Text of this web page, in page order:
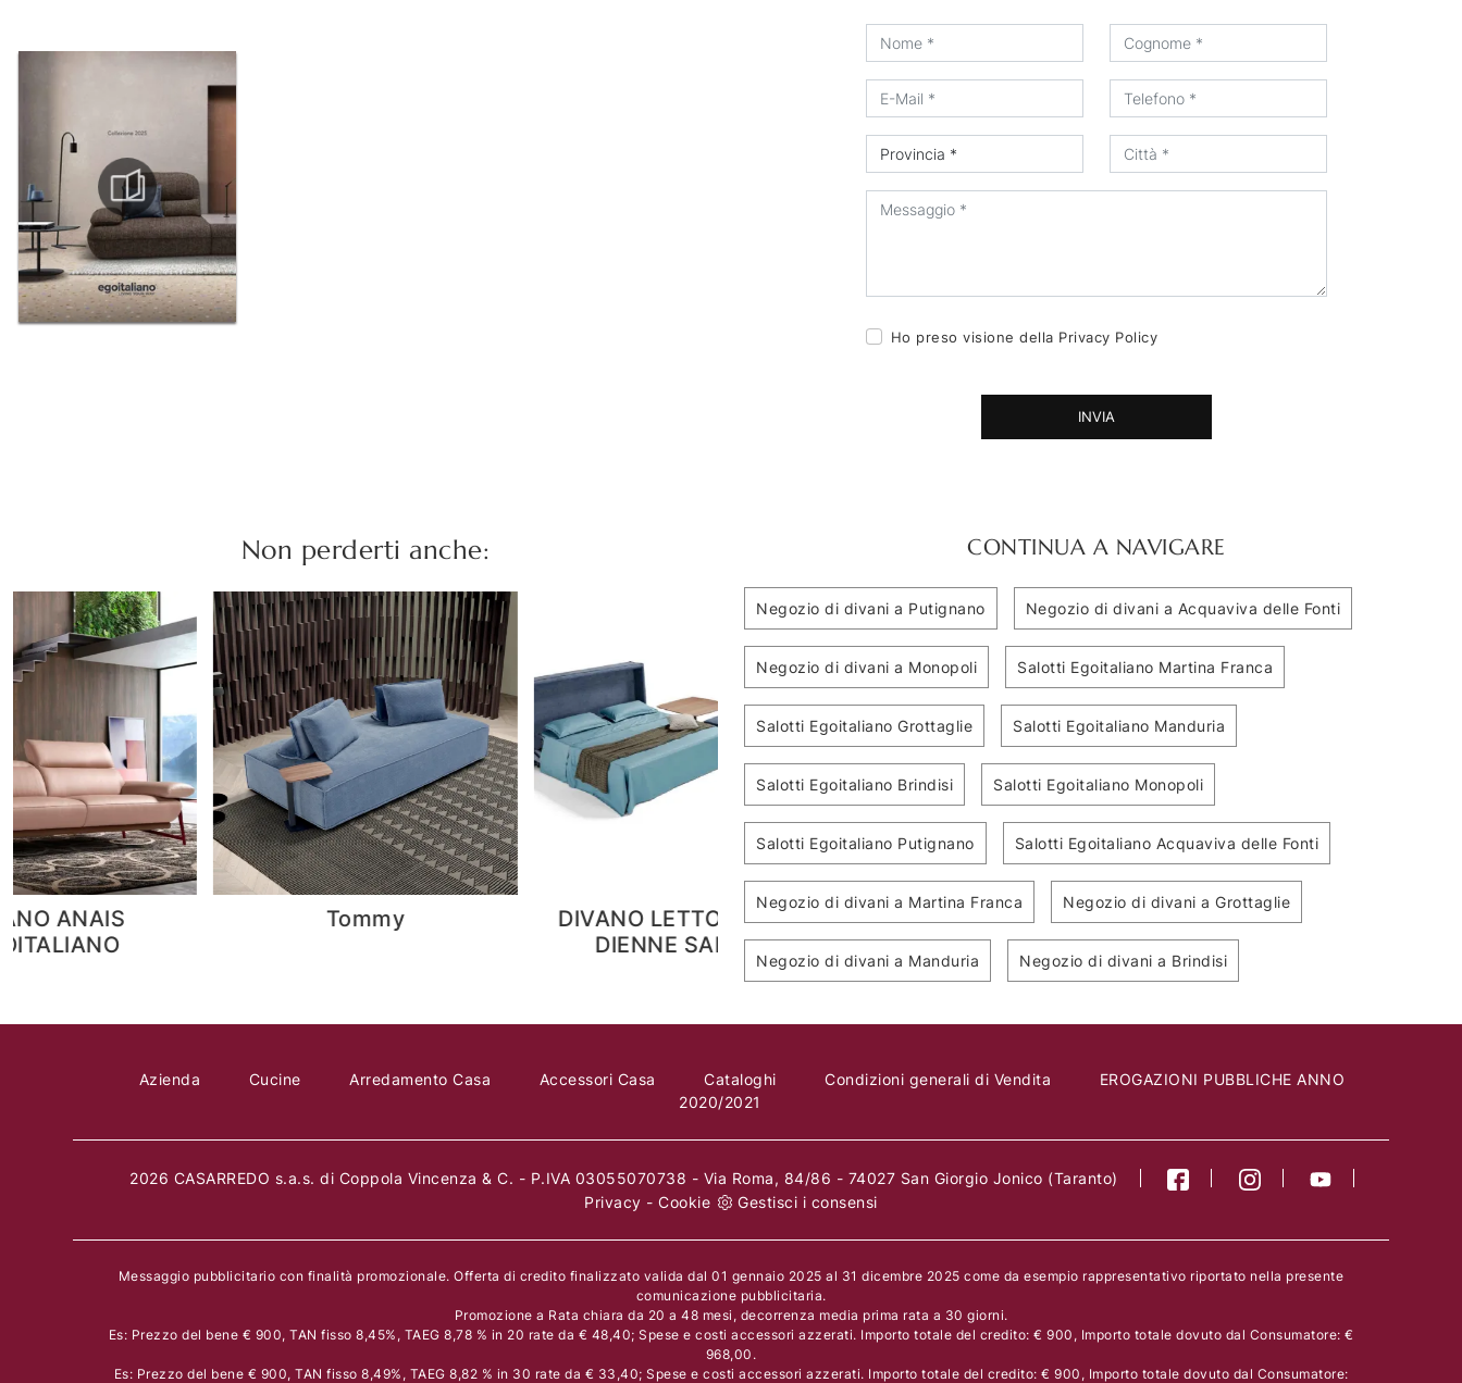
Ho preso visione della Privacy Policy
INVIA
Non perderti anche:
Tommy
DIVANO LETTO TOMMY
DIVANO MATT
EGOITALIANO
DIVANO ANAIS
EGOITALIANO
Tommy
CONTINUA A NAVIGARE
Negozio di divani a Putignano Negozio di divani a Acquaviva delle Fonti
Negozio di divani a Monopoli Salotti Egoitaliano Martina Franca
Salotti Egoitaliano Grottaglie Salotti Egoitaliano Manduria
Salotti Egoitaliano Brindisi Salotti Egoitaliano Monopoli
Salotti Egoitaliano Putignano Salotti Egoitaliano Acquaviva delle Fonti
Negozio di divani a Martina Franca Negozio di divani a Grottaglie
Negozio di divani a Manduria Negozio di divani a Brindisi
Azienda Cucine Arredamento Casa Accessori Casa Cataloghi Condizioni generali di Vendita
EROGAZIONI PUBBLICHE ANNO
2020/2021
2026 CASARREDO s.a.s. di Coppola Vincenza & C. - P.IVA 03055070738 - Via Roma, 84/86 - 74027 San Giorgio Jonico (Taranto)
Privacy -Cookie Gestisci i consensi
Messaggio pubblicitario con finalità promozionale. Offerta di credito finalizzato valida dal 01 gennaio 2025 al 31 dicembre 2025 come da esempio rappresentativo riportato nella presente
comunicazione pubblicitaria.
Promozione a Rata chiara da 20 a 48 mesi, decorrenza media prima rata a 30 giorni.
Es: Prezzo del bene € 900, TAN fisso 8,45%, TAEG 8,78 % in 20 rate da € 48,40; Spese e costi accessori azzerati. Importo totale del credito: € 900, Importo totale dovuto dal Consumatore: €
968,00.
Es: Prezzo del bene € 900, TAN fisso 8,49%, TAEG 8,82 % in 30 rate da € 33,40; Spese e costi accessori azzerati. Importo totale del credito: € 900, Importo totale dovuto dal Consumatore: